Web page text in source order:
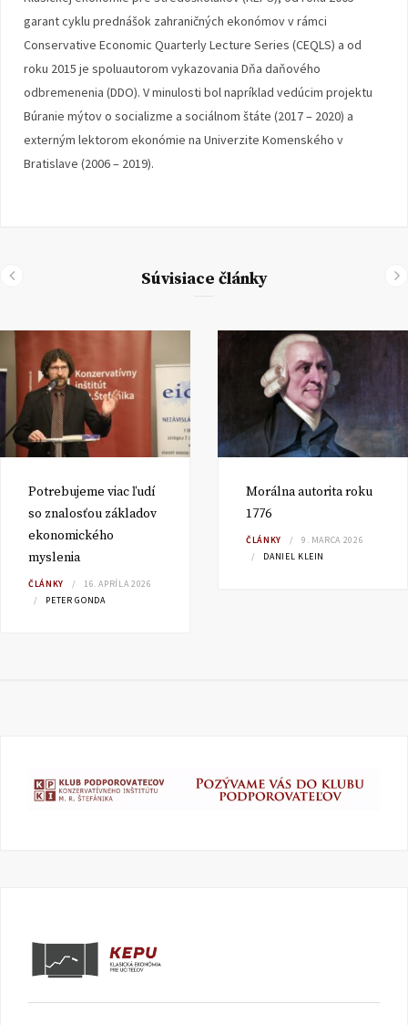
garant cyklu prednášok zahraničných ekonómov v rámci
Conservative Economic Quarterly Lecture Series (CEQLS) a od
roku 2015 je spoluautorom vykazovania Dňa daňového
odbremenenia (DDO). V minulosti bol napríklad vedúcim projektu
Búranie mýtov o socializme a sociálnom štáte (2017 – 2020) a
externým lektorom ekonómie na Univerzite Komenského v
Bratislave (2006 – 2019).
Súvisiace články
Potrebujeme viac ľudí
so znalosťou základov
ekonomického
myslenia
ČLÁNKY
16. APRÍLA 2026
PETER GONDA
Morálna autorita roku
1776
ČLÁNKY
9. MARCA 2026
DANIEL KLEIN